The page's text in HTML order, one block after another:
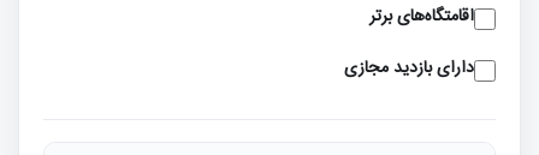
اقامتگاه‌های برتر
دارای بازدید مجازی